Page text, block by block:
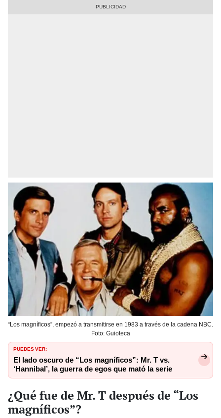
“Los magníficos”, empezó a transmitirse en 1983 a través de la cadena NBC.
Foto: Guioteca
PUEDES VER:
El lado oscuro de “Los magníficos”: Mr. T vs.
‘Hannibal’, la guerra de egos que mató la serie
¿Qué fue de Mr. T después de “Los
magníficos”?